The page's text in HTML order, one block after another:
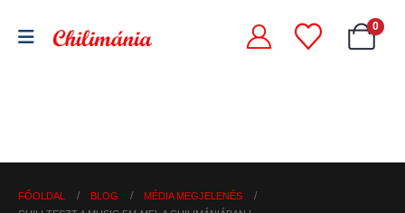
0
FŐOLDAL BLOG
MÉDIA MEGJELENÉS